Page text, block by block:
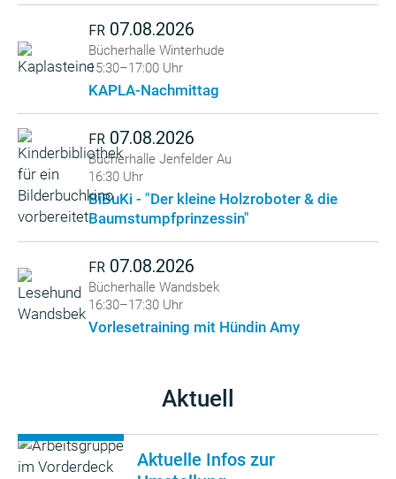
FR 07.08.2026
Bücherhalle Winterhude
15:30–17:00 Uhr
KAPLA-Nachmittag
FR 07.08.2026
Bücherhalle Jenfelder Au
16:30 Uhr
BiBuKi - "Der kleine Holzroboter & die
Baumstumpfprinzessin"
FR 07.08.2026
Bücherhalle Wandsbek
16:30–17:30 Uhr
Vorlesetraining mit Hündin Amy
Aktuell
Aktuelle Infos zur